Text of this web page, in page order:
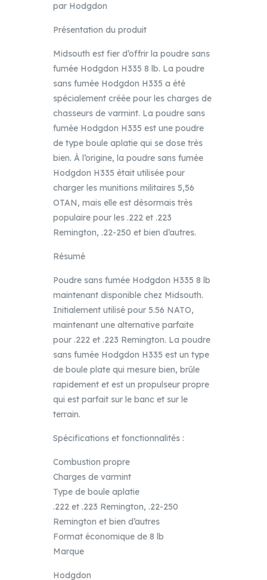
par Hodgdon
Présentation du produit
Midsouth est fier d’offrir la poudre sans
fumée Hodgdon H335 8 lb. La poudre
sans fumée Hodgdon H335 a été
spécialement créée pour les charges de
chasseurs de varmint. La poudre sans
fumée Hodgdon H335 est une poudre
de type boule aplatie qui se dose très
bien. À l’origine, la poudre sans fumée
Hodgdon H335 était utilisée pour
charger les munitions militaires 5,56
OTAN, mais elle est désormais très
populaire pour les .222 et .223
Remington, .22-250 et bien d’autres.
Résumé
Poudre sans fumée Hodgdon H335 8 lb
maintenant disponible chez Midsouth.
Initialement utilisé pour 5.56 NATO,
maintenant une alternative parfaite
pour .222 et .223 Remington. La poudre
sans fumée Hodgdon H335 est un type
de boule plate qui mesure bien, brûle
rapidement et est un propulseur propre
qui est parfait sur le banc et sur le
terrain.
Spécifications et fonctionnalités :
Combustion propre
Charges de varmint
Type de boule aplatie
.222 et .223 Remington, .22-250
Remington et bien d’autres
Format économique de 8 lb
Marque
Hodgdon